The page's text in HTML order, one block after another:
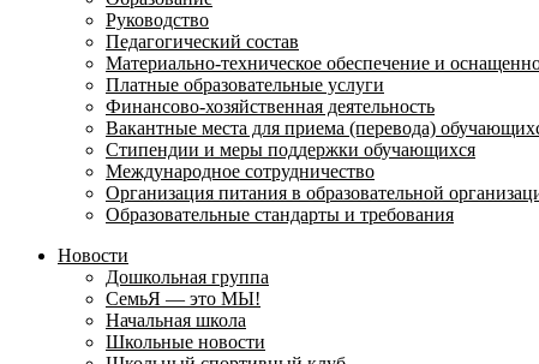
Руководство
Педагогический состав
Материально-техническое обеспечение и
Платные образовательные услуги
Финансово-хозяйственная деятельность
Вакантные места для приема (перевода)
Стипендии и меры поддержки обучающихся
Международное сотрудничество
Организация питания в образовательной
Образовательные стандарты и требования
Новости
Дошкольная группа
СемьЯ — это МЫ!
Начальная школа
Школьные новости